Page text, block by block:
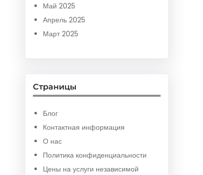
Май 2025
Апрель 2025
Март 2025
Страницы
Блог
Контактная информация
О нас
Политика конфиденциальности
Цены на услуги независимой